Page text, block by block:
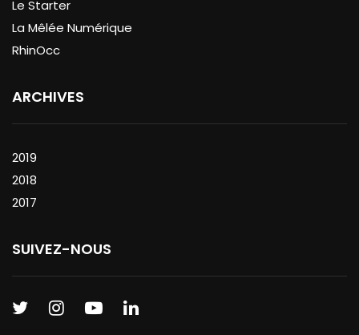
Le Starter
La Mêlée Numérique
RhinOcc
ARCHIVES
2019
2018
2017
SUIVEZ-NOUS